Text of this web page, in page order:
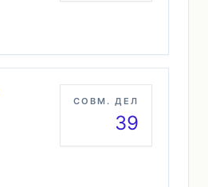
СОВМ. ДЕЛ
39